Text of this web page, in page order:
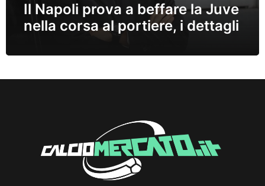
Il Napoli prova a beffare la Juve
nella corsa al portiere, i dettagli